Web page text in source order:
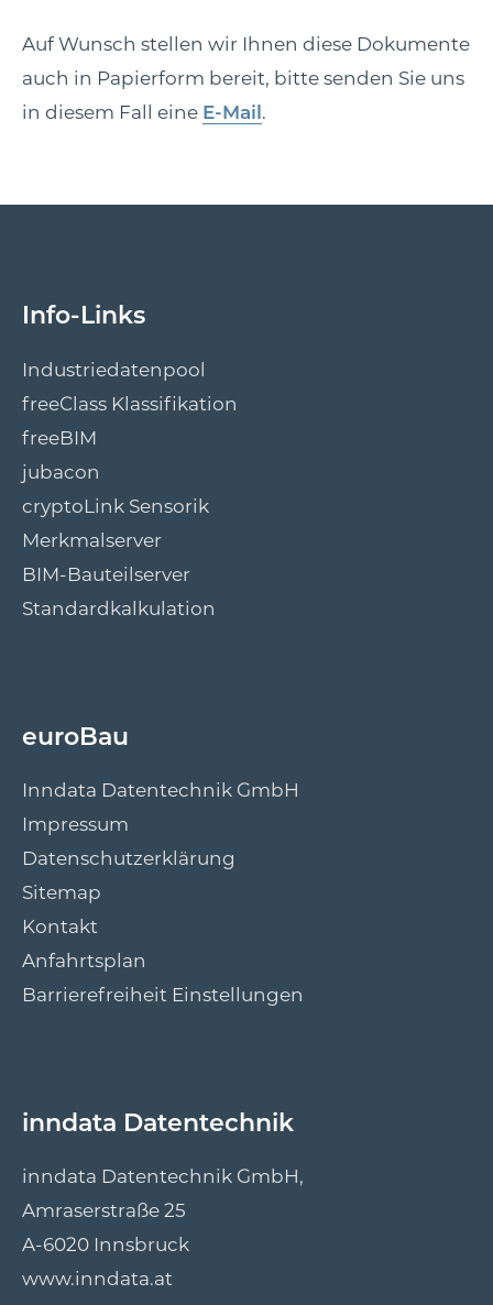
Auf Wunsch stellen wir Ihnen diese Dokumente
auch in Papierform bereit, bitte senden Sie uns
in diesem Fall eine E-Mail .
Info-Links
Industriedatenpool
freeClass Klassifikation
freeBIM
jubacon
cryptoLink Sensorik
Merkmalserver
BIM-Bauteilserver
Standardkalkulation
euroBau
Inndata Datentechnik GmbH
Impressum
Datenschutzerklärung
Sitemap
Kontakt
Anfahrtsplan
Barrierefreiheit Einstellungen
inndata Datentechnik
inndata Datentechnik GmbH,
Amraserstraße 25
A-6020 Innsbruck
www.inndata.at